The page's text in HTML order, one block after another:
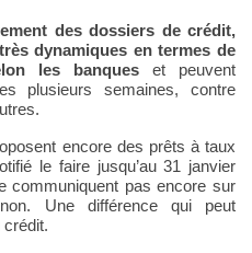
des dossiers de crédit,
dynamiques en termes de
les banques et peuvent
plusieurs semaines, contre
encore des prêts à taux
le faire jusqu’au 31 janvier
communiquent pas encore sur
Une différence qui peut
crédit.